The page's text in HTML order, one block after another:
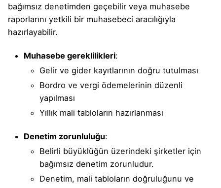
bağımsız denetimden geçebilir veya muhasebe
raporlarını yetkili bir muhasebeci aracılığıyla
hazırlayabilir.
Muhasebe gereklilikleri:
Gelir ve gider kayıtlarının doğru tutulması
Bordro ve vergi ödemelerinin düzenli
yapılması
Yıllık mali tabloların hazırlanması
Denetim zorunluluğu:
Belirli büyüklüğün üzerindeki şirketler için
bağımsız denetim zorunludur.
Denetim, mali tabloların doğruluğunu ve